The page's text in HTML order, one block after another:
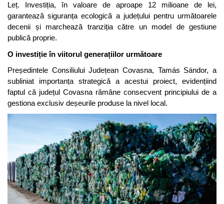
Leț. Investiția, în valoare de aproape 12 milioane de lei,
garantează siguranța ecologică a județului pentru următoarele
decenii și marchează tranziția către un model de gestiune
publică proprie.
O investiție în viitorul generațiilor următoare
Președintele Consiliului Județean Covasna, Tamás Sándor, a
subliniat importanța strategică a acestui proiect, evidențiind
faptul că județul Covasna rămâne consecvent principiului de a
gestiona exclusiv deșeurile produse la nivel local.